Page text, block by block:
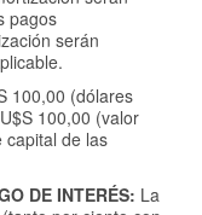
pagos
serán
100,00 (dólares
100,00 (valor
capital de las
DE INTERÉS: La